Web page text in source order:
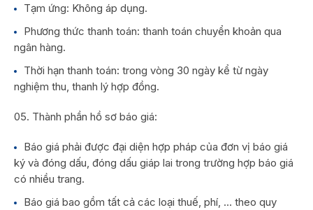
Tạm ứng: Không áp dụng.
Phương thức thanh toán: thanh toán chuyển khoản qua
ngân hàng.
Thời hạn thanh toán: trong vòng 30 ngày kể từ ngày
nghiệm thu, thanh lý hợp đồng.
Thành phần hồ sơ báo giá:
Báo giá phải được đại diện hợp pháp của đơn vị báo giá
ký và đóng dấu, đóng dấu giáp lai trong trường hợp báo giá
có nhiều trang.
Báo giá bao gồm tất cả các loại thuế, phí, … theo quy